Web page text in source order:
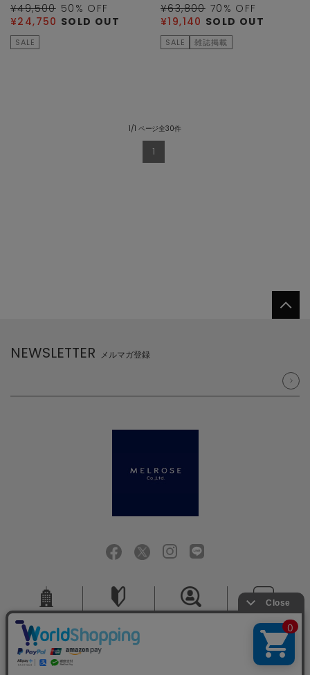
¥49,500 50 % OFF
¥24,750 SOLD OUT
SALE
¥63,800 70 % OFF
¥19,140 SOLD OUT
SALE 雑誌掲載
1/1 ページ全30件
1
NEWSLETTER メルマガ登録
会社概要 お問い合せ
ご利用規約 特定商取引法に基づく表記